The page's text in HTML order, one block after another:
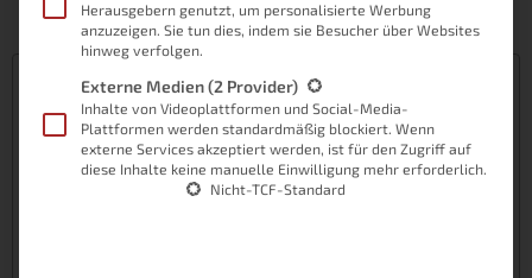
Inhaltsverzeichnis
Desktop PC oder Laptop – Nur eine
Größensache?
Darauf solltest du achten!
Herausgebern genutzt, um personalisierte Werbung
anzuzeigen. Sie tun dies, indem sie Besucher über Websites
hinweg verfolgen.
Externe Medien(2 Provider)
Inhalte von Videoplattformen und Social-Media-
Plattformen werden standardmäßig blockiert. Wenn
externe Services akzeptiert werden, ist für den Zugriff auf
diese Inhalte keine manuelle Einwilligung mehr erforderlich.
Nicht-TCF-Standard